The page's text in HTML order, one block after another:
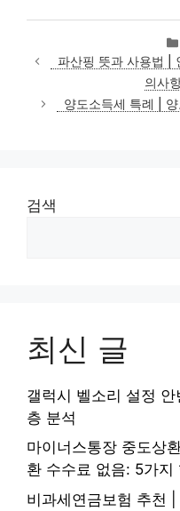
파산핑 뜻과 사용법 |
의사
양도소득세 특례 |
검색
최신 글
갤럭시 벨소리 설정
층 분석
마이너스통장 중도상
환 수수료 없음: 5가지
비과세연금보험 추천